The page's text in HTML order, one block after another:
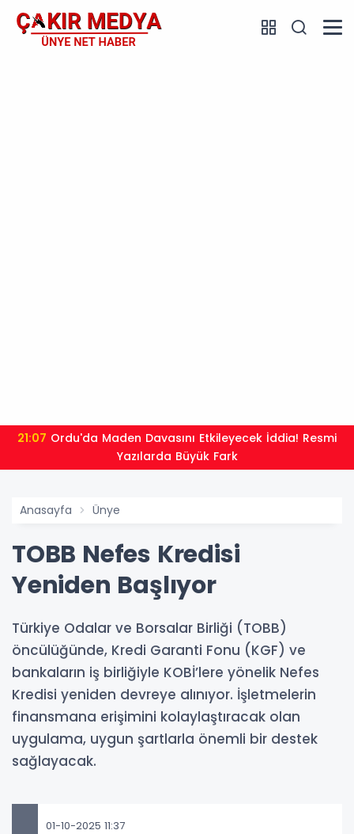
21:07
Yazılarda Büyük Fark
Anasayfa Ünye
TOBB Nefes Kredisi
Yeniden Başlıyor
Türkiye Odalar ve Borsalar Birliği (TOBB)
öncülüğünde, Kredi Garanti Fonu (KGF) ve
bankaların iş birliğiyle KOBİ’lere yönelik Nefes
Kredisi yeniden devreye alınıyor. İşletmelerin
finansmana erişimini kolaylaştıracak olan
uygulama, uygun şartlarla önemli bir destek
sağlayacak.
01-10-2025 11:37